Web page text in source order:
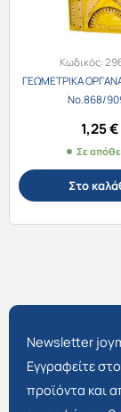
Κωδικός:
ΓΕΩΜΕΤΡΙΚΑ
Νο.868/
1,25€
Σε
Στο
Newsletter
Εγγραφείτε
προϊόντα και